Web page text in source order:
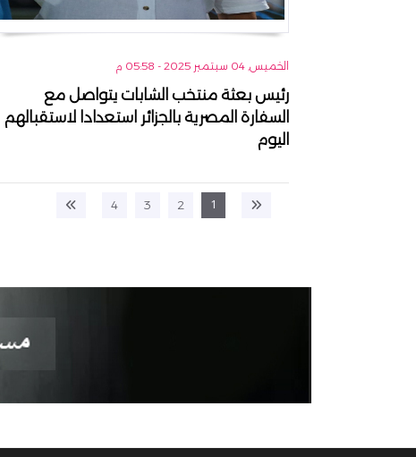
الخميس, 04 سبتمبر 2025 - 05:58 م
رئيس بعثة منتخب الشابات يتواصل مع
السفارة المصرية بالجزائر استعدادا لاستقبالهم
اليوم
1
2
3
4